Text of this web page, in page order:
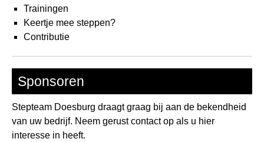
Trainingen
Keertje mee steppen?
Contributie
Sponsoren
Stepteam Doesburg draagt graag bij aan de bekendheid
van uw bedrijf. Neem gerust contact op als u hier
interesse in heeft.